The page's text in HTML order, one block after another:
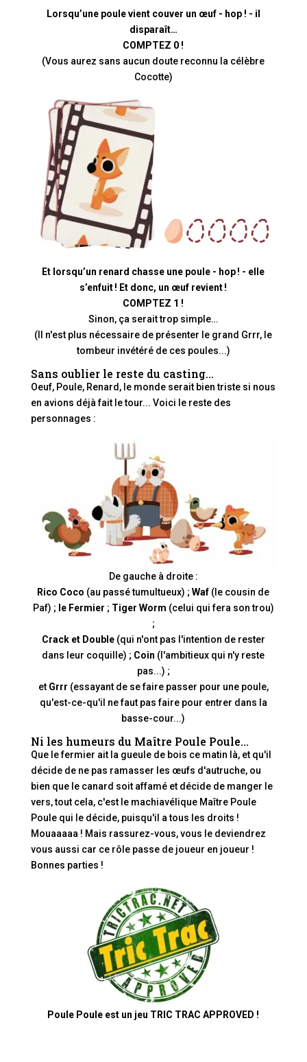
Lorsqu’une poule vient couver un œuf - hop ! - il
disparaît…
COMPTEZ 0 !
(Vous aurez sans aucun doute reconnu la célèbre
Cocotte)
Et lorsqu’un renard chasse une poule - hop ! - elle
s’enfuit ! Et donc, un œuf revient !
COMPTEZ 1 !
Sinon, ça serait trop simple…
(Il n'est plus nécessaire de présenter le grand Grrr, le
tombeur invétéré de ces poules...)
Sans oublier le reste du casting...
Oeuf, Poule, Renard, le monde serait bien triste si nous
en avions déjà fait le tour... Voici le reste des
personnages :
De gauche à droite :
Rico Coco (au passé tumultueux) ;Waf (le cousin de
Paf) ; le Fermier ; Tiger Worm (celui qui fera son trou)
;
Crack et Double (qui n'ont pas l'intention de rester
dans leur coquille) ; Coin (l'ambitieux qui n'y reste
pas...) ;
et Grrr (essayant de se faire passer pour une poule,
qu'est-ce-qu'il ne faut pas faire pour entrer dans la
basse-cour...)
Ni les humeurs du Maître Poule Poule...
Que le fermier ait la gueule de bois ce matin là, et qu'il
décide de ne pas ramasser les œufs d'autruche, ou
bien que le canard soit affamé et décide de manger le
vers, tout cela, c'est le machiavélique Maître Poule
Poule qui le décide, puisqu'il a tous les droits !
Mouaaaaa ! Mais rassurez-vous, vous le deviendrez
vous aussi car ce rôle passe de joueur en joueur !
Bonnes parties !
Poule Poule est un jeu TRIC TRAC APPROVED !